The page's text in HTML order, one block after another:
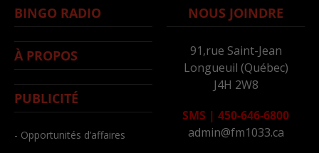
BINGO RADIO
À PROPOS
PUBLICITÉ
- Opportunités d’affaires
NOUS JOINDRE
91,rue Saint-Jean
Longueuil (Québec)
J4H 2W8
SMS | 450-646-6800
admin@fm1033.ca